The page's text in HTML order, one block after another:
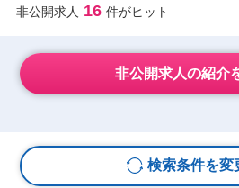
非公開求人 16 件がヒット
非公開求人の紹介
検索条件を変